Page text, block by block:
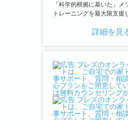
「科学的根拠に基いた」メ
トレーニングを最大限支援
詳細を見